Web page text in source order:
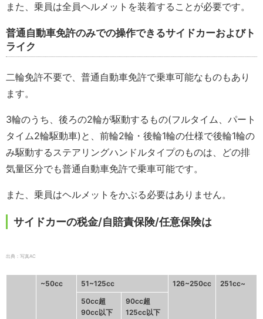
また、乗員は全員ヘルメットを装着することが必要です。
普通自動車免許のみでの操作できるサイドカーおよびト
ライク
二輪免許不要で、普通自動車免許で乗車可能なものもあり
ます。
3輪のうち、後ろの2輪が駆動するもの(フルタイム、パート
タイム2輪駆動車)と、前輪2輪・後輪1輪の仕様で後輪1輪の
み駆動するステアリングハンドルタイプのものは、どの排
気量区分でも普通自動車免許で乗車可能です。
また、乗員はヘルメットをかぶる必要はありません。
サイドカーの税金/自賠責保険/任意保険は
出典：写真AC
~50cc 51~125cc 126~250cc
251cc~
50cc超
90cc以下
90cc超
125cc以下